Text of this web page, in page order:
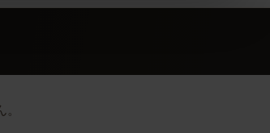
動作します。